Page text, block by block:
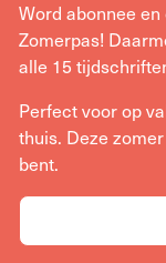
Word abonnee en
Zomerpas!
alle 15
Perfect voor op
thuis. Deze
bent.